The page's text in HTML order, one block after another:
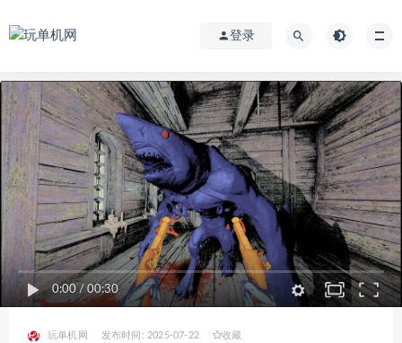
登录
0:00 /00:30
玩单机网 发布时间: 2025-07-22 收藏